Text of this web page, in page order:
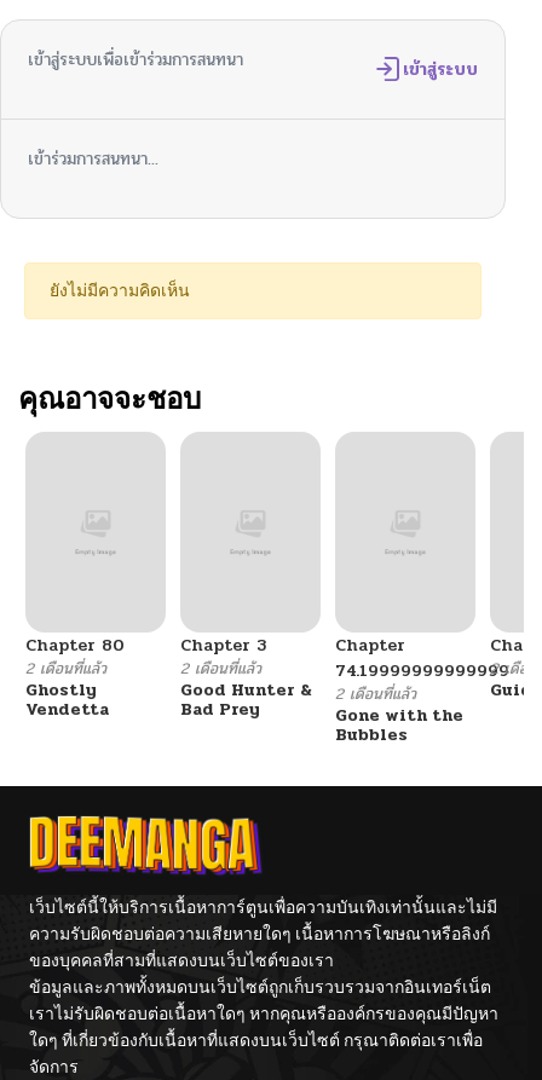
เข้าสู่ระบบเพื่อเข้าร่วมการสนทนา เข้าสู่ระบบ
เข้าร่วมการสนทนา...
ยังไม่มีความคิดเห็น
คุณอาจจะชอบ
Chapter 80
2 เดือนที่แล้ว
Ghostly
Vendetta
Chapter 3
2 เดือนที่แล้ว
Good Hunter &
Bad Prey
Chapter
74.19999999999999
2 เดือนที่แล้ว
Gone with the
Bubbles
2 เดือน
เว็บไซต์นี้ให้บริการเนื้อหาการ์ตูนเพื่อความบันเทิงเท่านั้นและไม่มี
ความรับผิดชอบต่อความเสียหายใดๆ เนื้อหาการโฆษณาหรือลิงก์
ของบุคคลที่สามที่แสดงบนเว็บไซต์ของเรา
ข้อมูลและภาพทั้งหมดบนเว็บไซต์ถูกเก็บรวบรวมจากอินเทอร์เน็ต
เราไม่รับผิดชอบต่อเนื้อหาใดๆ หากคุณหรือองค์กรของคุณมีปัญหา
ใดๆ ที่เกี่ยวข้องกับเนื้อหาที่แสดงบนเว็บไซต์ กรุณาติดต่อเราเพื่อ
จัดการ